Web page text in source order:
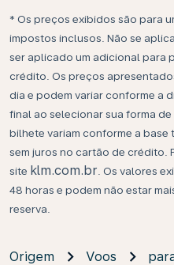
* Os preços exibidos são para
impostos inclusos. Não se
ser aplicado um adicional para
crédito. Os preços
dia e podem variar conforme a
final ao selecionar sua forma
bilhete variam conforme a base
sem juros no cartão de crédito.
site klm.com.br . Os valores
48 horas e podem não estar
reserva.
Origem Voos